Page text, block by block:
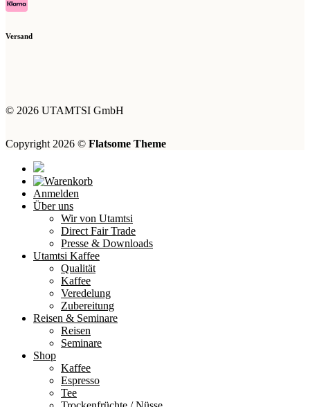
Versand
© 2026 UTAMTSI GmbH
Copyright 2026 © Flatsome Theme
Anmelden
Über uns
Wir von Utamtsi
Direct Fair Trade
Presse & Downloads
Utamtsi Kaffee
Qualität
Kaffee
Veredelung
Zubereitung
Reisen & Seminare
Reisen
Seminare
Shop
Kaffee
Espresso
Tee